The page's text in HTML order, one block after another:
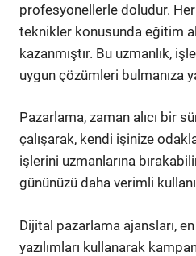
profesyonellerle doludur.
teknikler konusunda eğitim
kazanmıştır. Bu uzmanlık,
uygun çözümleri bulmanıza
Pazarlama, zaman alıcı bir
çalışarak, kendi işinize
işlerini uzmanlarına
gününüzü daha verimli
Dijital pazarlama ajansları,
yazılımları kullanarak